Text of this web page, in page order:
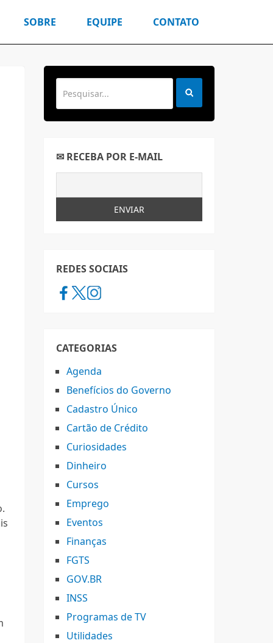
SOBRE EQUIPE CONTATO
✉ RECEBA POR E-MAIL
REDES SOCIAIS
CATEGORIAS
Agenda
Benefícios do Governo
Cadastro Único
Cartão de Crédito
Curiosidades
Dinheiro
Cursos
Emprego
Eventos
Finanças
FGTS
GOV.BR
INSS
Programas de TV
Utilidades